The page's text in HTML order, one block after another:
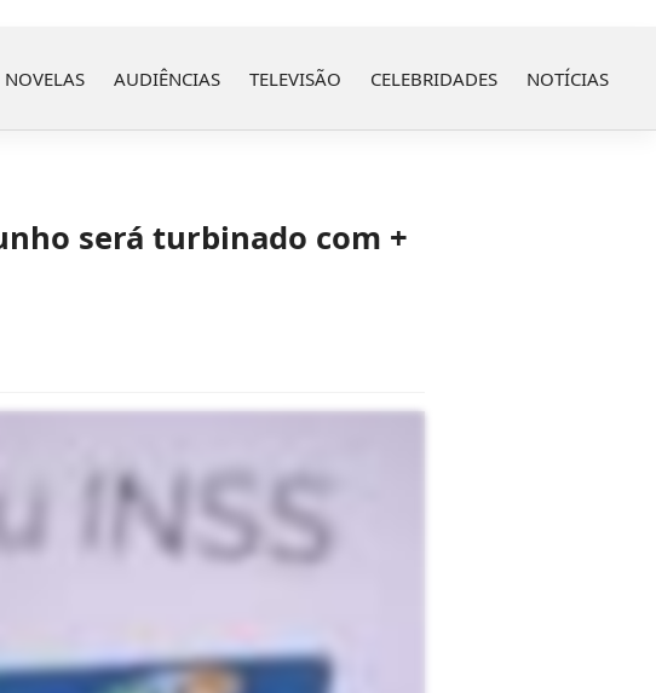
NOVELAS AUDIÊNCIAS TELEVISÃO CELEBRIDADES NOTÍCIAS
será turbinado com +